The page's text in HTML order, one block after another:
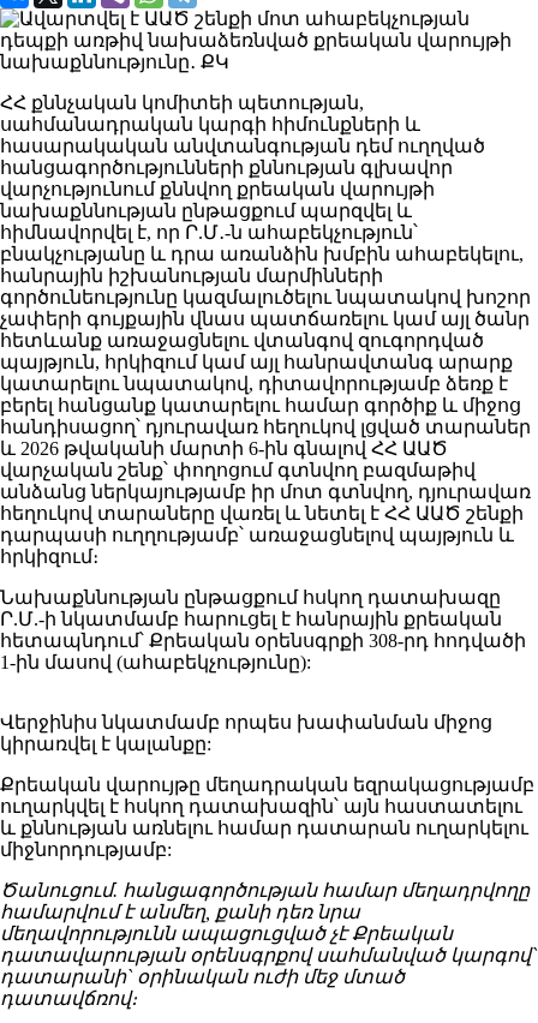
ՀՀ քննչական կոմիտեի պետության,
սահմանադրական կարգի հիմունքների և
հասարակական անվտանգության դեմ ուղղված
հանցագործությունների քննության գլխավոր
վարչությունում քննվող քրեական վարույթի
նախաքննության ընթացքում պարզվել և
հիմնավորվել է, որ Ր.Մ․-ն ահաբեկչություն՝
բնակչությանը և դրա առանձին խմբին ահաբեկելու,
հանրային իշխանության մարմինների
գործունեությունը կազմալուծելու նպատակով խոշոր
չափերի գույքային վնաս պատճառելու կամ այլ ծանր
հետևանք առաջացնելու վտանգով զուգորդված
պայթյուն, հրկիզում կամ այլ հանրավտանգ արարք
կատարելու նպատակով, դիտավորությամբ ձեռք է
բերել հանցանք կատարելու համար գործիք և միջոց
հանդիսացող՝ դյուրավառ հեղուկով լցված տարաներ
և 2026 թվականի մարտի 6-ին գնալով ՀՀ ԱԱԾ
վարչական շենք՝ փողոցում գտնվող բազմաթիվ
անձանց ներկայությամբ իր մոտ գտնվող, դյուրավառ
հեղուկով տարաները վառել և նետել է ՀՀ ԱԱԾ շենքի
դարպասի ուղղությամբ՝ առաջացնելով պայթյուն և
հրկիզում։
Նախաքննության ընթացքում հսկող դատախազը
Ր.Մ.-ի նկատմամբ հարուցել է հանրային քրեական
հետապնդում՝ Քրեական օրենսգրքի 308-րդ հոդվածի
1-ին մասով (ահաբեկչությունը):
Վերջինիս նկատմամբ որպես խափանման միջոց
կիրառվել է կալանքը:
Քրեական վարույթը մեղադրական եզրակացությամբ
ուղարկվել է հսկող դատախազին՝ այն հաստատելու
և քննության առնելու համար դատարան ուղարկելու
միջնորդությամբ:
Ծանուցում. հանցագործության համար մեղադրվողը
համարվում է անմեղ, քանի դեռ նրա
մեղավորությունն ապացուցված չէ Քրեական
դատավարության օրենսգրքով սահմանված կարգով`
դատարանի` օրինական ուժի մեջ մտած
դատավճռով։